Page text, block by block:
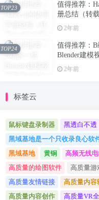
值得推荐：
册总结（转载
2年前
TOP23
值得推荐：
Blender建模
2年前
TOP24
标签云
鼠标键盘录制器 黑透白不透
黑域基地是一个只收录良心软
黑域基地
黄铜
高频无线
高质量的绘图软件
高质量游
高质量友情链接
高质量内容
高质量内容创作
高质量VR